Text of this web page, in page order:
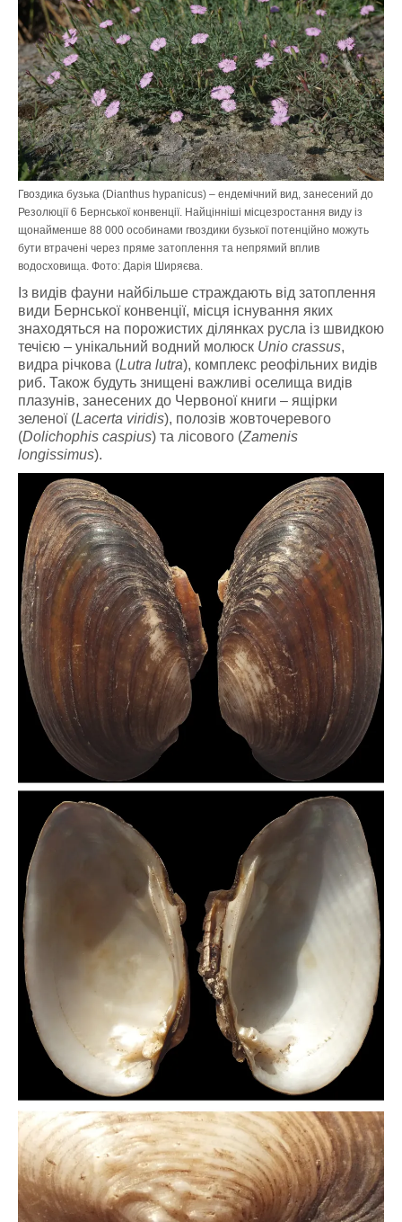
Гвоздика бузька (Dianthus hypanicus) – ендемічний вид, занесений до
Резолюції 6 Бернської конвенції. Найцінніші місцезростання виду із
щонайменше 88 000 особинами гвоздики бузької потенційно можуть
бути втрачені через пряме затоплення та непрямий вплив
водосховища. Фото: Дарія Ширяєва.
Із видів фауни найбільше страждають від затоплення
види Бернської конвенції, місця існування яких
знаходяться на порожистих ділянках русла із швидкою
течією – унікальний водний молюск Unio crassus,
видра річкова (Lutra lutra), комплекс реофільних видів
риб. Також будуть знищені важливі оселища видів
плазунів, занесених до Червоної книги – ящірки
зеленої (Lacerta viridis), полозів жовточеревого
(Dolichophis caspius) та лісового (Zamenis
longissimus).